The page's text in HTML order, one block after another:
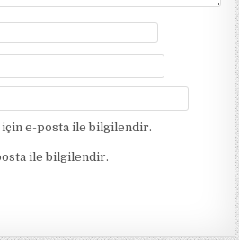
e-posta ile bilgilendir.
ile bilgilendir.